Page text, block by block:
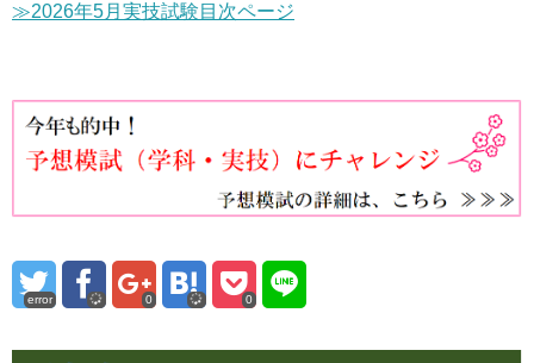
≫2026年5月実技試験目次ページ
error 0 0